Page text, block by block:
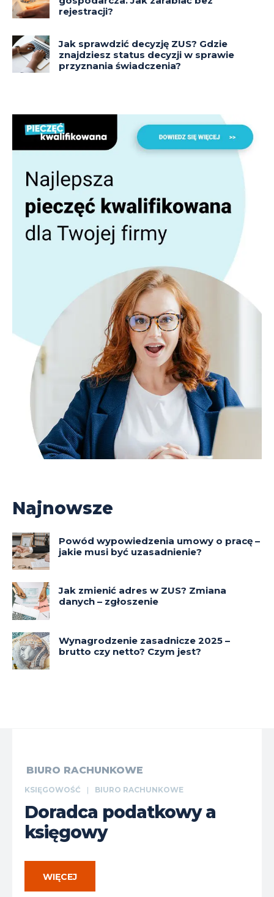
rejestracji?
Jak sprawdzić decyzję ZUS? Gdzie
znajdziesz status decyzji w sprawie
przyznania świadczenia?
Najnowsze
Powód wypowiedzenia umowy o pracę –
jakie musi być uzasadnienie?
Jak zmienić adres w ZUS? Zmiana
danych – zgłoszenie
Wynagrodzenie zasadnicze 2025 –
brutto czy netto? Czym jest?